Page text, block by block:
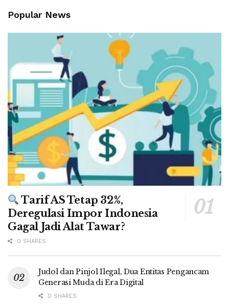
Popular News
Tarif AS Tetap 32%,
Deregulasi Impor Indonesia
Gagal Jadi Alat Tawar?
0 SHARES
Judol dan Pinjol Ilegal, Dua Entitas Pengancam
Generasi Muda di Era Digital
0 SHARES